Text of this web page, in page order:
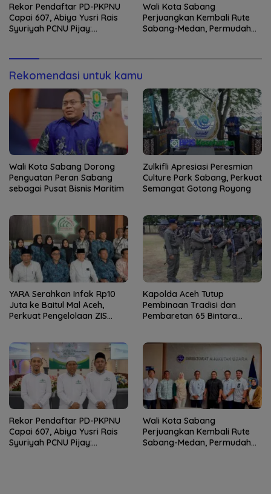
Rekor Pendaftar PD-PKPNU
Capai 607, Abiya Yusri Rais
Syuriyah PCNU Pijay:
Wali Kota Sabang
Perjuangkan Kembali Rute
Sabang-Medan, Permudah
Rekomendasi untuk kamu
Wali Kota Sabang Dorong
Penguatan Peran Sabang
sebagai Pusat Bisnis Maritim
Zulkifli Apresiasi Peresmian
Culture Park Sabang, Perkuat
Semangat Gotong Royong
YARA Serahkan Infak Rp10
Juta ke Baitul Mal Aceh,
Perkuat Pengelolaan ZIS
Kapolda Aceh Tutup
Pembinaan Tradisi dan
Pembaretan 65 Bintara
Rekor Pendaftar PD-PKPNU
Capai 607, Abiya Yusri Rais
Syuriyah PCNU Pijay:
Wali Kota Sabang
Perjuangkan Kembali Rute
Sabang-Medan, Permudah